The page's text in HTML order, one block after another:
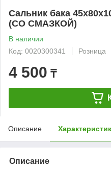
Сальник бака
(СО СМАЗКОЙ)
В наличии
Код: 0020300341
Розница
4 500 ₸
Описание
Описание